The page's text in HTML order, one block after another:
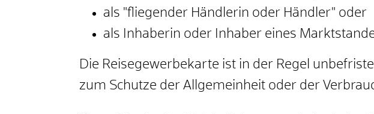
als "fliegender Händlerin oder Händler" oder
als Inhaberin oder Inhaber eines
Die Reisegewerbekarte ist in der Regel
zum Schutze der Allgemeinheit oder der